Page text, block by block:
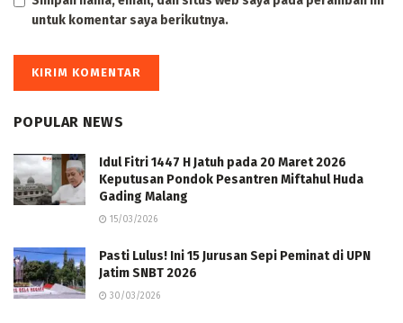
untuk komentar saya berikutnya.
POPULAR NEWS
Idul Fitri 1447 H Jatuh pada 20 Maret 2026
Keputusan Pondok Pesantren Miftahul Huda
Gading Malang
15/03/2026
Pasti Lulus! Ini 15 Jurusan Sepi Peminat di UPN
Jatim SNBT 2026
30/03/2026